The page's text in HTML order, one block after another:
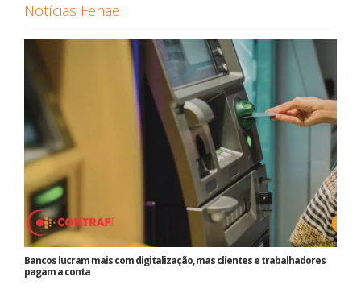
Notícias Fenae
Bancos lucram mais com digitalização, mas clientes e trabalhadores
pagam a conta